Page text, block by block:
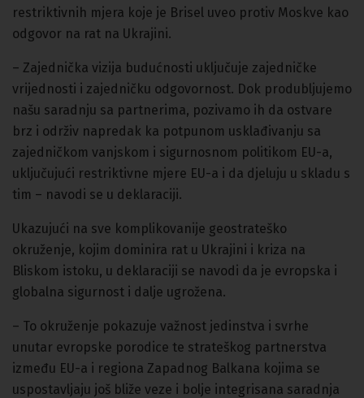
restriktivnih mjera koje je Brisel uveo protiv Moskve kao
odgovor na rat na Ukrajini.
– Zajednička vizija budućnosti uključuje zajedničke
vrijednosti i zajedničku odgovornost. Dok produbljujemo
našu saradnju sa partnerima, pozivamo ih da ostvare
brz i održiv napredak ka potpunom usklađivanju sa
zajedničkom vanjskom i sigurnosnom politikom EU-a,
uključujući restriktivne mjere EU-a i da djeluju u skladu s
tim – navodi se u deklaraciji.
Ukazujući na sve komplikovanije geostrateško
okruženje, kojim dominira rat u Ukrajini i kriza na
Bliskom istoku, u deklaraciji se navodi da je evropska i
globalna sigurnost i dalje ugrožena.
– To okruženje pokazuje važnost jedinstva i svrhe
unutar evropske porodice te strateškog partnerstva
između EU-a i regiona Zapadnog Balkana kojima se
uspostavljaju još bliže veze i bolje integrisana saradnja